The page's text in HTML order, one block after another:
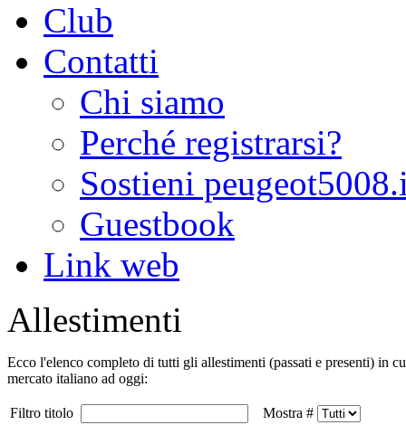
Club
Contatti
Chi siamo
Perché registrarsi?
Sostieni
Guestbook
Link web
Allestimenti
Ecco l'elenco completo di tutti gli allestimenti (passati e presenti) in
mercato italiano ad oggi:
Filtro titolo
Mostra #